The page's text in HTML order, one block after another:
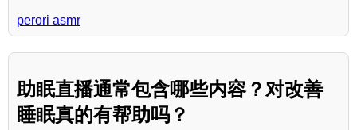
perori asmr
助眠直播通常包含哪些内容？对改善
睡眠真的有帮助吗？